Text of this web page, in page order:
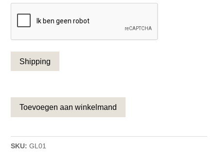
Toevoegen aan winkelmand
SKU: GL01